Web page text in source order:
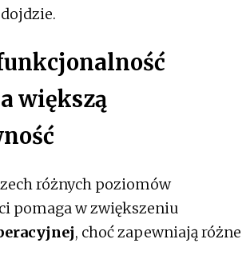
większą
różnych poziomów
pomaga w zwiększeniu
, choć zapewniają różne